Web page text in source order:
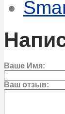
Ваше Имя:
Ваш отзыв: